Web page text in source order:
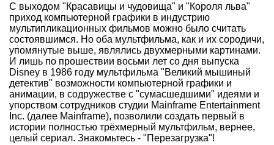
С выходом "Красавицы и чудовища" и "Короля льва"
приход компьютерной графики в индустрию
мультипликационных фильмов можно было считать
состоявшимся. Но оба мультфильма, как и их сородичи,
упомянутые выше, являлись двухмерными картинами.
И лишь по прошествии восьми лет со дня выпуска
Disney в 1986 году мультфильма "Великий мышиный
детектив" возможности компьютерной графики и
анимации, в содружестве с "сумасшедшими" идеями и
упорством сотрудников студии Mainframe Entertainment
Inc. (далее Mainframe), позволили создать первый в
истории полностью трёхмерный мультфильм, вернее,
целый сериал. Знакомьтесь - "Перезагрузка"!